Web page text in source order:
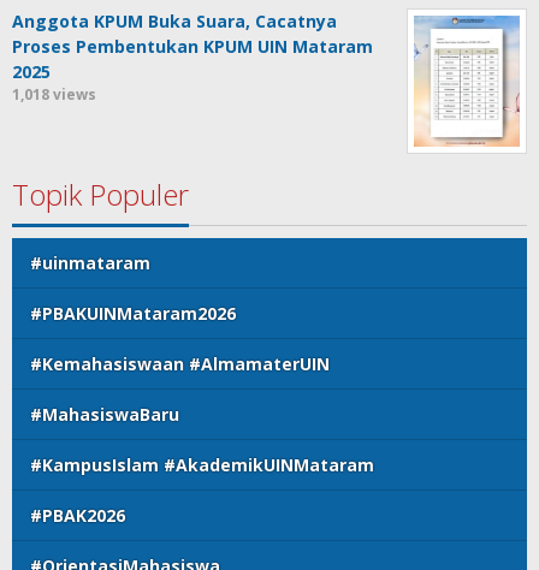
Anggota KPUM Buka Suara, Cacatnya
Proses Pembentukan KPUM UIN Mataram
2025
1,018 views
Topik Populer
#uinmataram
#PBAKUINMataram2026
#Kemahasiswaan #AlmamaterUIN
#MahasiswaBaru
#KampusIslam #AkademikUINMataram
#PBAK2026